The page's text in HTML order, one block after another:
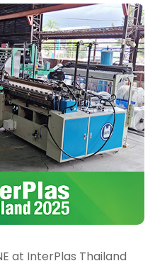
at InterPlas Thailand